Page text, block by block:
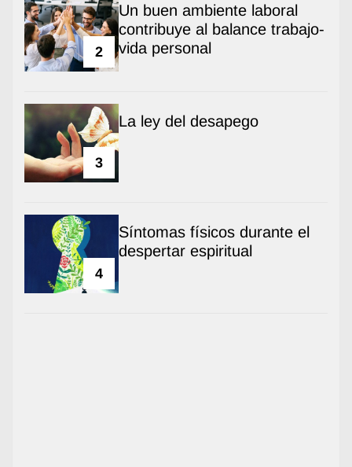
2
Un buen ambiente laboral
contribuye al balance trabajo-
vida personal
3
La ley del desapego
4
Síntomas físicos durante el
despertar espiritual